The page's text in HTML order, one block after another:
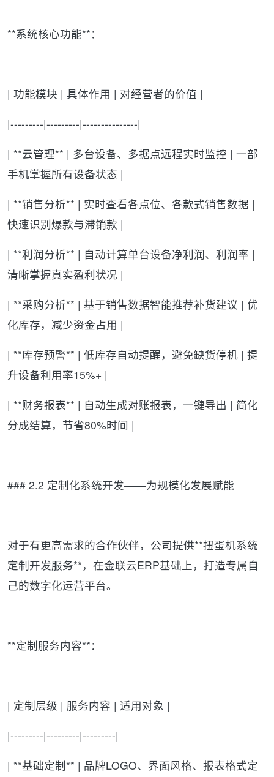
**系统核心功能**：
| 功能模块 | 具体作用 | 对经营者的价值 |
|---------|---------|---------------|
| **云管理** | 多台设备、多据点远程实时监控 | 一部
手机掌握所有设备状态 |
| **销售分析** | 实时查看各点位、各款式销售数据 |
快速识别爆款与滞销款 |
| **利润分析** | 自动计算单台设备净利润、利润率 |
清晰掌握真实盈利状况 |
| **采购分析** | 基于销售数据智能推荐补货建议 | 优
化库存，减少资金占用 |
| **库存预警** | 低库存自动提醒，避免缺货停机 | 提
升设备利用率15%+ |
| **财务报表** | 自动生成对账报表，一键导出 | 简化
分成结算，节省80%时间 |
### 2.2 定制化系统开发——为规模化发展赋能
对于有更高需求的合作伙伴，公司提供**扭蛋机系统
定制开发服务**，在金联云ERP基础上，打造专属自
己的数字化运营平台。
**定制服务内容**：
| 定制层级 | 服务内容 | 适用对象 |
|---------|---------|---------|
| **基础定制** | 品牌LOGO、界面风格、报表格式定